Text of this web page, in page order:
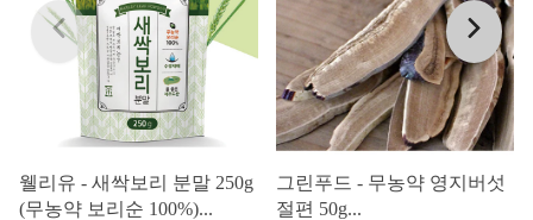
웰리유 - 새싹보리 분말 250g
(무농약 보리순 100%)...
그린푸드 - 무농약 영지버섯
절편 50g...